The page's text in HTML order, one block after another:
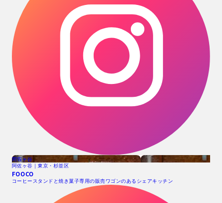
阿佐ヶ谷
阿佐ヶ谷｜東京・杉並区
FOOCO
コーヒースタンドと焼き菓子専用の販売ワゴンのあるシェアキッチン